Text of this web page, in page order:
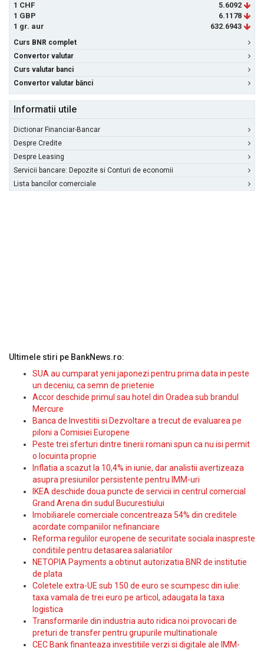
1 CHF
5.6092
1 GBP
6.1178
1 gr. aur
632.6943
Curs BNR complet
Convertor valutar
Curs valutar banci
Convertor valutar bănci
Informatii utile
Dictionar Financiar-Bancar
Despre Credite
Despre Leasing
Servicii bancare: Depozite si Conturi de economii
Lista bancilor comerciale
Ultimele stiri pe BankNews.ro:
SUA au cumparat yeni japonezi pentru prima data in peste
un deceniu, ca semn de prietenie
Accor deschide primul sau hotel din Oradea sub brandul
Mercure
Banca de Investitii si Dezvoltare a trecut de evaluarea pe
piloni a Comisiei Europene
Peste trei sferturi dintre tinerii romani spun ca nu isi permit
o locuinta proprie
Inflatia a scazut la 10,4% in iunie, dar analistii avertizeaza
asupra presiunilor persistente pentru IMM-uri
IKEA deschide doua puncte de servicii in centrul comercial
Grand Arena din sudul Bucurestiului
Imobiliarele comerciale concentreaza 54% din creditele
acordate companiilor nefinanciare
Reforma regulilor europene de securitate sociala inaspreste
conditiile pentru detasarea salariatilor
NETOPIA Payments a obtinut autorizatia BNR de institutie
de plata
Coletele extra-UE sub 150 de euro se scumpesc din iulie:
taxa vamala de trei euro pe articol, adaugata la taxa
logistica
Transformarile din industria auto ridica noi provocari de
preturi de transfer pentru grupurile multinationale
CEC Bank finanteaza investitiile verzi si digitale ale IMM-